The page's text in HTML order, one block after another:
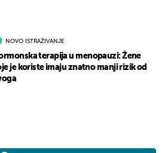
NOVO ISTRAŽIVANJE
terapija u menopauzi: Žene
je koriste imaju znatno manji rizik od